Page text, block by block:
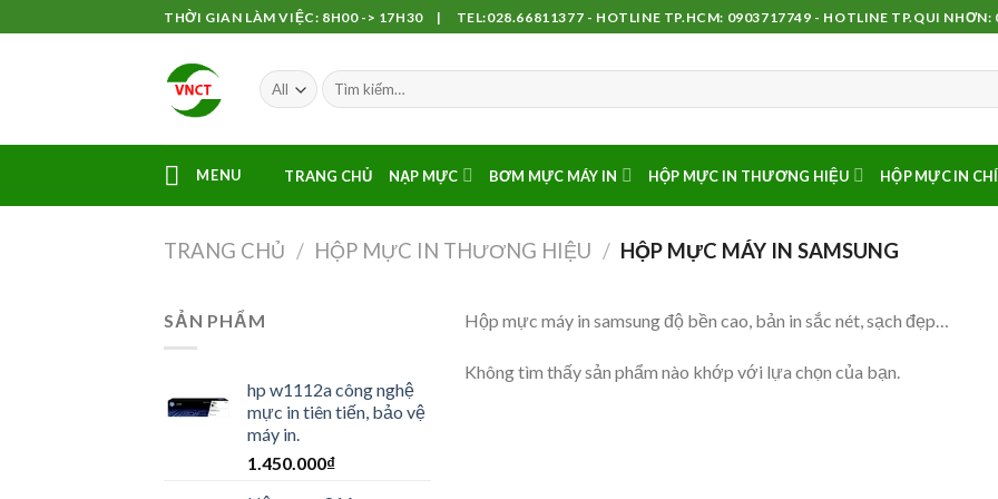
to
THỜI GIAN LÀM VIỆC: 8H00 -> 17H30 | TEL:028.66811377 - HOTLINE TP.HCM: 0903717749 - HOTLINE TP.QUI NHƠN:
MENU TRANG CHỦ NẠP MỰC BƠM MỰC MÁY IN HỘP MỰC IN THƯƠNG HIỆU HỘP MỰC IN
TRANG CHỦ / HỘP MỰC IN THƯƠNG HIỆU / HỘP MỰC MÁY IN SAMSUNG
SẢN PHẨM
hp w1112a công nghệ
mực in tiên tiến, bảo vệ
máy in.
1.450.000₫
Hộp mực máy in samsung độ bền cao, bản in sắc nét, sạch đẹp…
Không tìm thấy sản phẩm nào khớp với lựa chọn của bạn.